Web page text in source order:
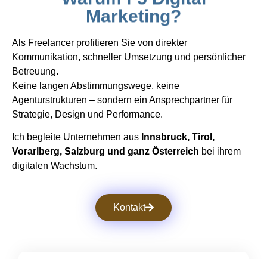
Marketing?
Als Freelancer profitieren Sie von direkter
Kommunikation, schneller Umsetzung und persönlicher
Betreuung.
Keine langen Abstimmungswege, keine
Agenturstrukturen – sondern ein Ansprechpartner für
Strategie, Design und Performance.
Ich begleite Unternehmen aus Innsbruck, Tirol,
Vorarlberg, Salzburg und ganz Österreich bei ihrem
digitalen Wachstum.
Kontakt